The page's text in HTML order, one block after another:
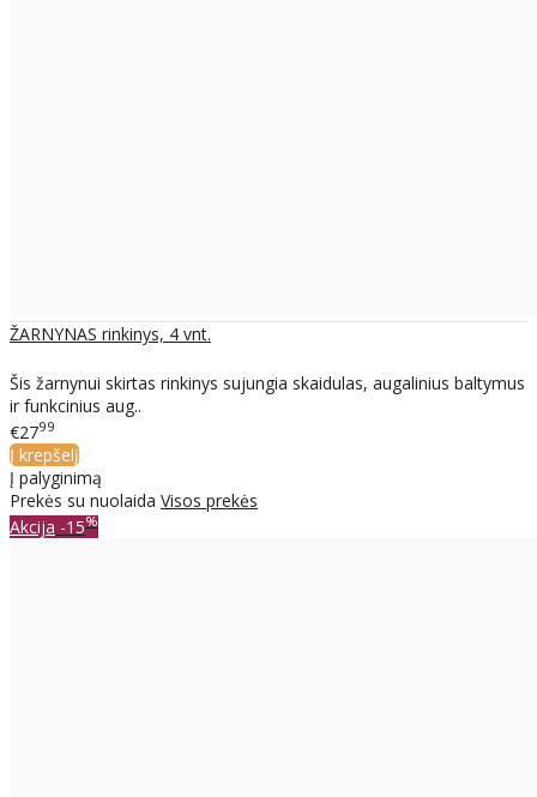
ŽARNYNAS rinkinys, 4 vnt.
Šis žarnynui skirtas rinkinys sujungia skaidulas, augalinius baltymus
ir funkcinius aug..
€2799
Į krepšelį
Į palyginimą
Prekės su nuolaida Visos prekės
Akcija -15%